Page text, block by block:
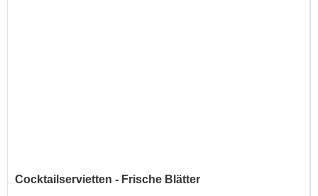
Cocktailservietten - Frische Blätter